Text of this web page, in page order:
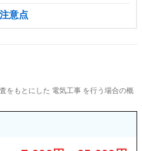
意点
をもとにした 電気工事 を行う場合の概